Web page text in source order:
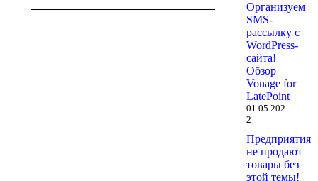
Организуем
SMS-
рассылку с
WordPress-
сайта!
Обзор
Vonage for
LatePoint
01.05.202
2
Предприятия
не продают
товары без
этой темы!